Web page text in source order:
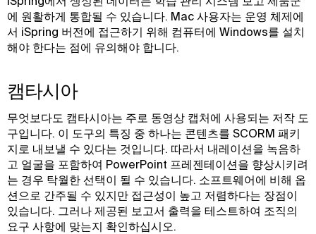
에 원활하게 통합될 수 있습니다. Mac 사용자는 운영 체제에
서 iSpring 버전에 접근하기 위해 컴퓨터에 Windows를 설치
해야 한다는 점에 유의해야 합니다.
캠타시아
무엇보다도 캠타시아는 주로 동영상 캡처에 사용되는 저작 도
구입니다. 이 도구의 특징 중 하나는 콘텐츠를 SCORM 패키
지로 내보낼 수 있다는 것입니다. 따라서 내레이션을 녹음하
고 얼굴을 포함하여 PowerPoint 프레젠테이션을 향상시키려
는 경우 탁월한 선택이 될 수 있습니다. 소프트웨어에 비해 옵
션으로 간주될 수 있지만 접근성이 높고 저렴하다는 장점이
있습니다. 그러나 제공된 보고서 출력을 테스트하여 조직의
요구 사항에 맞는지 확인하십시오.